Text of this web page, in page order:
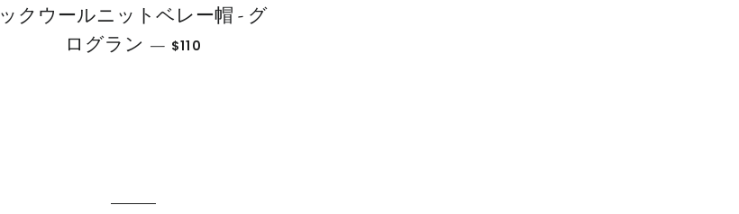
ックウールニットベレー帽 - グ
ログラン — 通常価格
$110